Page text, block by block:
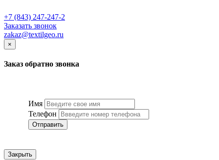
+7 (843) 247-247-2
Заказать звонок
zakaz@textilgeo.ru
×
Заказ обратно звонка
Имя
Телефон
Отправить
Закрыть